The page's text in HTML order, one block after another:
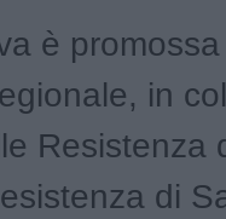
è
in
Resistenza
di